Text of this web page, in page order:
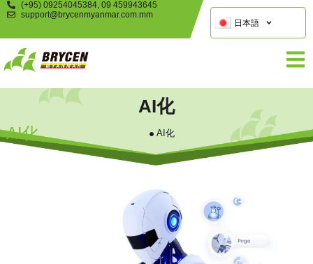
(+95) 09254045384, 09 459943645
support@brycenmyanmar.com.mm
日本語
AI化
AI化 AI化